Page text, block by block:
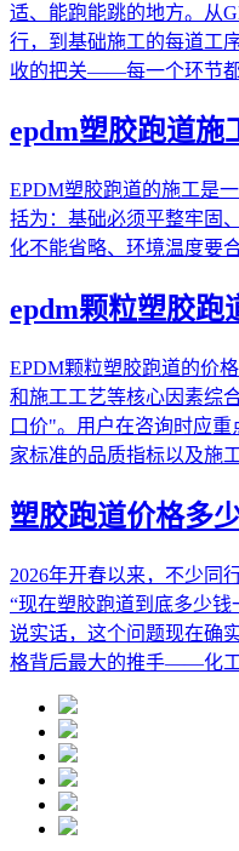
适、能跑能跳的地方。从
行，到基础施工的每道工
收的把关——每一个环节都
epdm塑胶跑道施
EPDM塑胶跑道的施工是
括为：基础必须平整牢固
化不能省略、环境温度要
epdm颗粒塑胶跑
EPDM颗粒塑胶跑道的价
和施工工艺等核心因素综
口价"。用户在咨询时应
家标准的品质指标以及施
塑胶跑道价格多
2026年开春以来，不少同
“现在塑胶跑道到底多少
说实话，这个问题现在确
格背后最大的推手——化